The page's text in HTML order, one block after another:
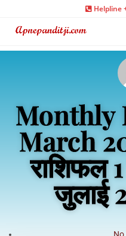
Helpline
Monthly
March
राशिफल
जुलाई